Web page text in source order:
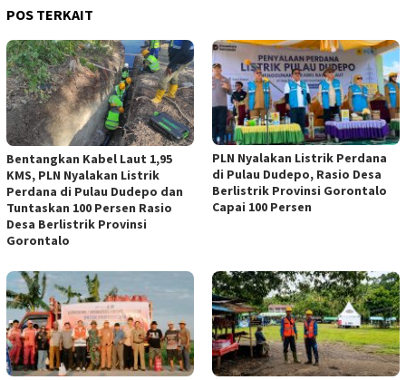
POS TERKAIT
Bentangkan Kabel Laut 1,95
KMS, PLN Nyalakan Listrik
Perdana di Pulau Dudepo dan
Tuntaskan 100 Persen Rasio
Desa Berlistrik Provinsi
Gorontalo
PLN Nyalakan Listrik Perdana
di Pulau Dudepo, Rasio Desa
Berlistrik Provinsi Gorontalo
Capai 100 Persen